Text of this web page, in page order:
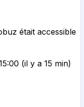
était accessible
(il y a 15 min)